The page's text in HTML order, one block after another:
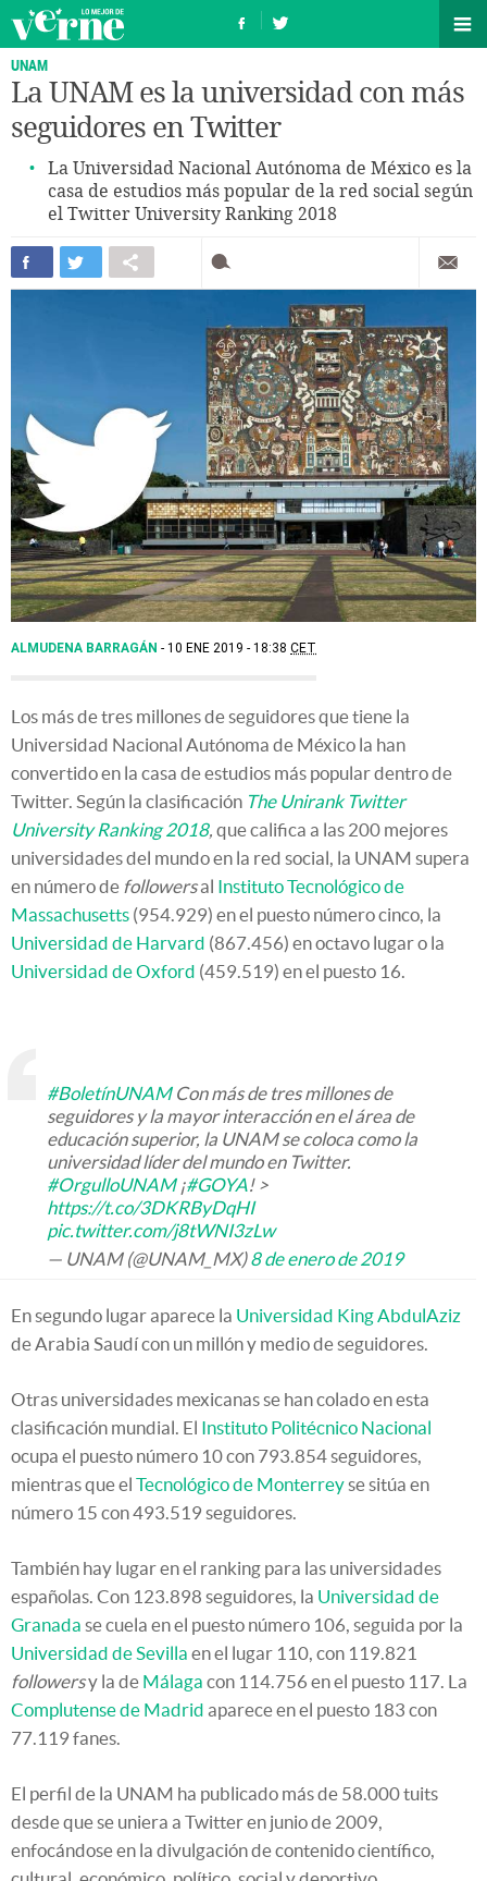
UNAM
La UNAM es la universidad con más
seguidores en Twitter
La Universidad Nacional Autónoma de México es la
casa de estudios más popular de la red social según
el Twitter University Ranking 2018
ALMUDENA BARRAGÁN 10 ENE 2019 - 18:38 CET
Los más de tres millones de seguidores que tiene la
Universidad Nacional Autónoma de México la han
convertido en la casa de estudios más popular dentro de
Twitter. Según la clasificación The Unirank Twitter
University Ranking 2018, que califica a las 200 mejores
universidades del mundo en la red social, la UNAM supera
en número de followersal Instituto Tecnológico de
Massachusetts (954.929) en el puesto número cinco, la
Universidad de Harvard (867.456) en octavo lugar o la
Universidad de Oxford (459.519) en el puesto 16.
#BoletínUNAMCon más de tres millones de
seguidores y la mayor interacción en el área de
educación superior, la UNAM se coloca como la
universidad líder del mundo en Twitter.
#OrgulloUNAM¡#GOYA! >
https://t.co/3DKRByDqHI
pic.twitter.com/j8tWNI3zLw
— UNAM (@UNAM_MX)8 de enero de 2019
En segundo lugar aparece la Universidad King AbdulAziz
de Arabia Saudí con un millón y medio de seguidores.
Otras universidades mexicanas se han colado en esta
clasificación mundial. El Instituto Politécnico Nacional
ocupa el puesto número 10 con 793.854 seguidores,
mientras que el Tecnológico de Monterreyse sitúa en
número 15 con 493.519 seguidores.
También hay lugar en el ranking para las universidades
españolas. Con 123.898 seguidores, la Universidad de
Granada se cuela en el puesto número 106, seguida por la
Universidad de Sevilla en el lugar 110, con 119.821
followersy la de Málaga con 114.756 en el puesto 117. La
Complutense de Madrid aparece en el puesto 183 con
77.119 fanes.
El perfil de la UNAM ha publicado más de 58.000 tuits
desde que se uniera a Twitter en junio de 2009,
enfocándose en la divulgación de contenido científico,